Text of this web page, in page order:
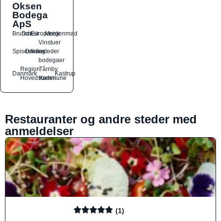
Oksen
Bodega
ApS
Brunch
DanskEuropæiskMorgenmad
Spisesteder
Drikkesteder
Vinstuer
og
bodegaer
Danmark
Region
Hovedstaden
Tårnby
Kommune
Kastrup
Restauranter og andre steder med
anmeldelser
(1)